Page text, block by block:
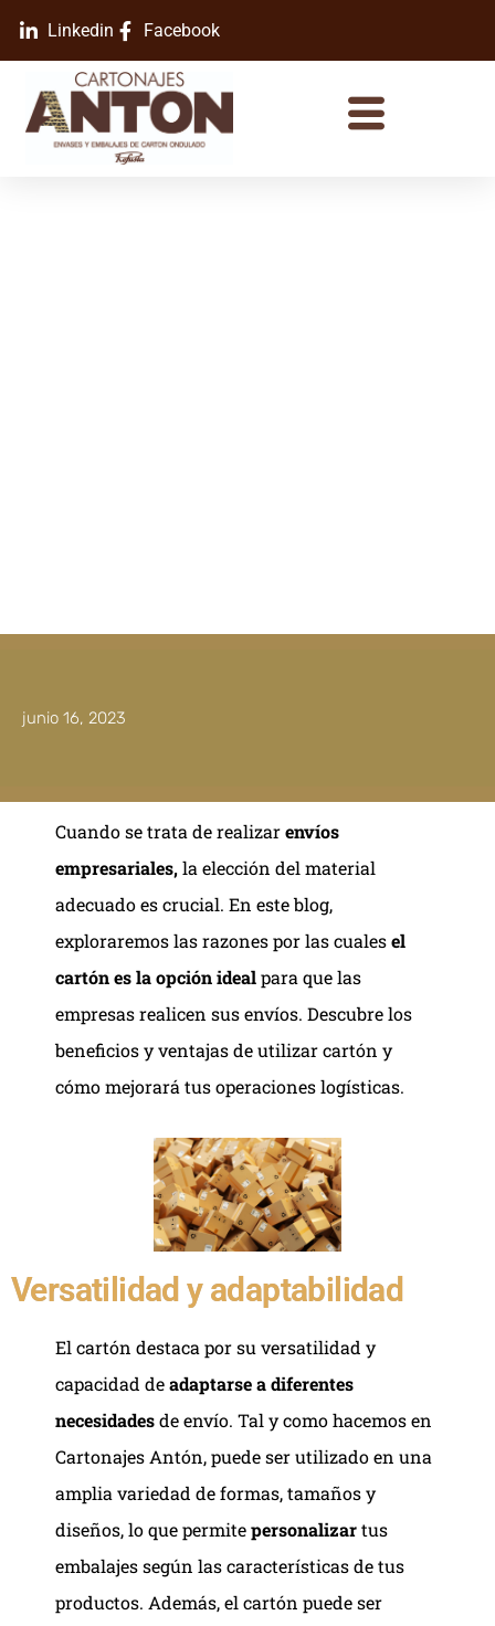
Linkedin Facebook
junio 16, 2023
Cuando se trata de realizarenvíos
empresariales,la elección del material
adecuado es crucial. En este blog,
exploraremos las razones por las cualesel
cartón es la opción idealpara que las
empresas realicen sus envíos. Descubre los
beneficios y ventajas de utilizar cartón y
cómo mejorará tus operaciones logísticas.
Versatilidad y adaptabilidad
El cartón destaca por su versatilidad y
capacidad deadaptarse a diferentes
necesidadesde envío. Tal y como hacemos en
Cartonajes Antón, puede ser utilizado en una
amplia variedad de formas, tamaños y
diseños, lo que permitepersonalizartus
embalajes según las características de tus
productos. Además, el cartón puede ser